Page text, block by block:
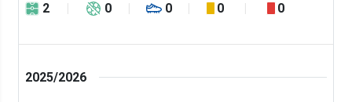
2
0 0 0 0
2025/2026